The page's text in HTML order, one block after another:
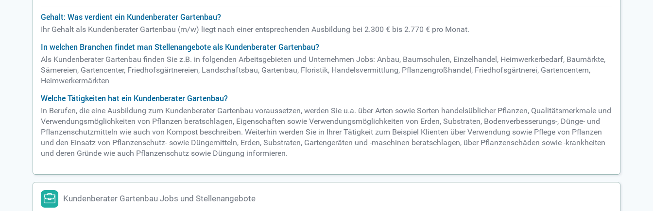
Gehalt: Was verdient ein Kundenberater Gartenbau?
Ihr Gehalt als Kundenberater Gartenbau (m/w) liegt nach einer entsprechenden Ausbildung bei 2.300 € bis 2.770 € pro Monat.
In welchen Branchen findet man Stellenangebote als Kundenberater Gartenbau?
Als Kundenberater Gartenbau finden Sie z.B. in folgenden Arbeitsgebieten und Unternehmen Jobs: Anbau, Baumschulen, Einzelhandel, Heimwerkerbedarf, Baumärkte,
Sämereien, Gartencenter, Friedhofsgärtnereien, Landschaftsbau, Gartenbau, Floristik, Handelsvermittlung, Pflanzengroßhandel, Friedhofsgärtnerei, Gartencentern,
Heimwerkermärkten
Welche Tätigkeiten hat ein Kundenberater Gartenbau?
In Berufen, die eine Ausbildung zum Kundenberater Gartenbau voraussetzen, werden Sie u.a. über Arten sowie Sorten handelsüblicher Pflanzen, Qualitätsmerkmale und
Verwendungsmöglichkeiten von Pflanzen beratschlagen, Eigenschaften sowie Verwendungsmöglichkeiten von Erden, Substraten, Bodenverbesserungs-, Dünge- und
Pflanzenschutzmitteln wie auch von Kompost beschreiben. Weiterhin werden Sie in Ihrer Tätigkeit zum Beispiel Klienten über Verwendung sowie Pflege von Pflanzen
und den Einsatz von Pflanzenschutz- sowie Düngemitteln, Erden, Substraten, Gartengeräten und -maschinen beratschlagen, über Pflanzenschäden sowie -krankheiten
und deren Gründe wie auch Pflanzenschutz sowie Düngung informieren.
Kundenberater Gartenbau Jobs und Stellenangebote